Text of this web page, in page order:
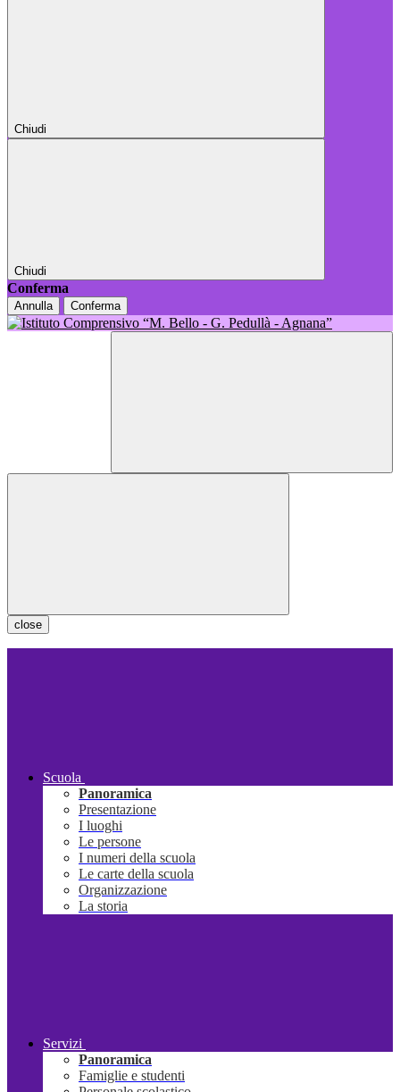
Chiudi
Chiudi
Conferma
Annulla Conferma
close
Scuola
Panoramica
Presentazione
I luoghi
Le persone
I numeri della scuola
Le carte della scuola
Organizzazione
La storia
Servizi
Panoramica
Famiglie e studenti